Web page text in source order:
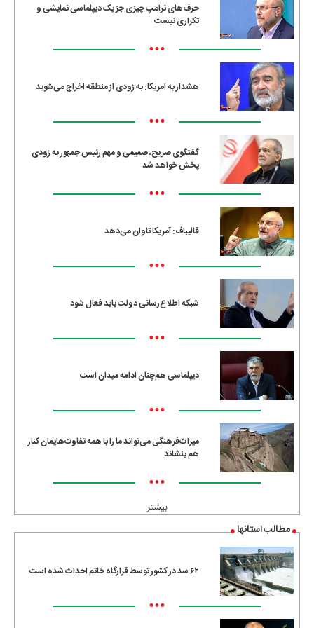
حرف‌های ترامپ چیزی جز یک دیپلماسی نمایشی و
تکراری نیست
•••
هشدار به آمریکا: به زودی از منطقه اخراج می‌شوید
•••
گفتگوی صریح، صمیمی و مهم رئیس جمهور به زودی
پخش خواهد شد
•••
قالیباف: آمریکا تاوان می‌دهد
•••
شبکه اطلاع‌رسانی دولت باید فعال شود
•••
دیپلماسی هم‌چنان ادامه میدان است
•••
میراث‌فرهنگی می‌تواند ما را با همه تفاوت‌هایمان کنار
هم بنشاند
•••
بیشتر
مطالب استانها
۶۲ سد در کشور توسط قرارگاه خاتم احداث شده است
•••